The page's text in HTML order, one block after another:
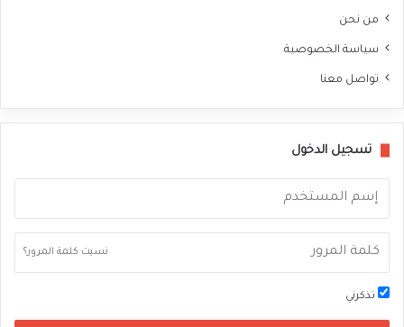
من نحن
سياسة الخصوصية
تواصل معنا
تسجيل الدخول
نسيت كلمة المرور؟
تذكرني